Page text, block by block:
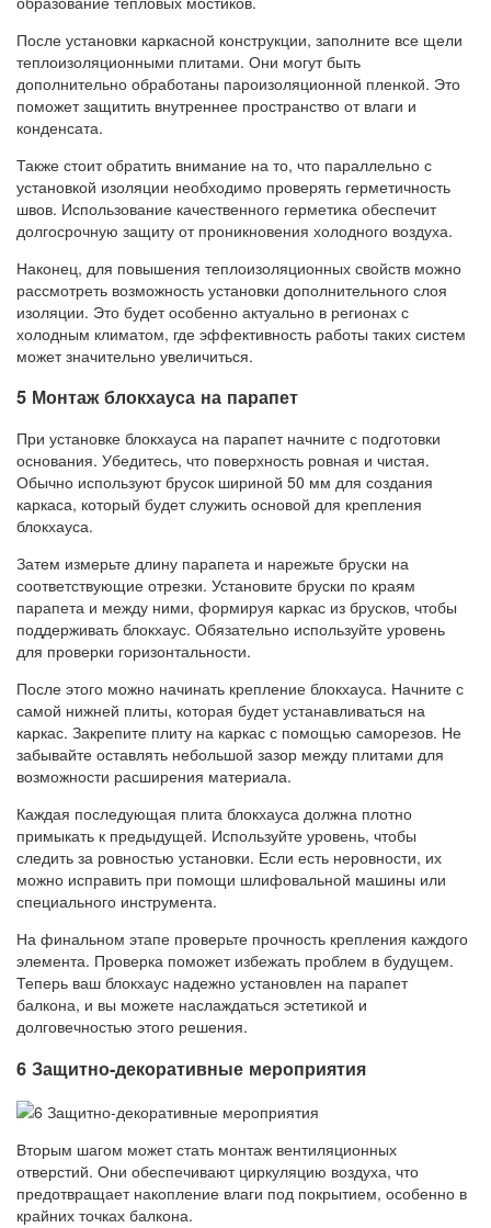
После установки каркасной конструкции, заполните все щели
теплоизоляционными плитами. Они могут быть
дополнительно обработаны пароизоляционной пленкой. Это
поможет защитить внутреннее пространство от влаги и
конденсата.
Также стоит обратить внимание на то, что параллельно с
установкой изоляции необходимо проверять герметичность
швов. Использование качественного герметика обеспечит
долгосрочную защиту от проникновения холодного воздуха.
Наконец, для повышения теплоизоляционных свойств можно
рассмотреть возможность установки дополнительного слоя
изоляции. Это будет особенно актуально в регионах с
холодным климатом, где эффективность работы таких систем
может значительно увеличиться.
5 Монтаж блокхауса на парапет
При установке блокхауса на парапет начните с подготовки
основания. Убедитесь, что поверхность ровная и чистая.
Обычно используют брусок шириной 50 мм для создания
каркаса, который будет служить основой для крепления
блокхауса.
Затем измерьте длину парапета и нарежьте бруски на
соответствующие отрезки. Установите бруски по краям
парапета и между ними, формируя каркас из брусков, чтобы
поддерживать блокхаус. Обязательно используйте уровень
для проверки горизонтальности.
После этого можно начинать крепление блокхауса. Начните с
самой нижней плиты, которая будет устанавливаться на
каркас. Закрепите плиту на каркас с помощью саморезов. Не
забывайте оставлять небольшой зазор между плитами для
возможности расширения материала.
Каждая последующая плита блокхауса должна плотно
примыкать к предыдущей. Используйте уровень, чтобы
следить за ровностью установки. Если есть неровности, их
можно исправить при помощи шлифовальной машины или
специального инструмента.
На финальном этапе проверьте прочность крепления каждого
элемента. Проверка поможет избежать проблем в будущем.
Теперь ваш блокхаус надежно установлен на парапет
балкона, и вы можете наслаждаться эстетикой и
долговечностью этого решения.
6 Защитно-декоративные мероприятия
Вторым шагом может стать монтаж вентиляционных
отверстий. Они обеспечивают циркуляцию воздуха, что
предотвращает накопление влаги под покрытием, особенно в
крайних точках балкона.